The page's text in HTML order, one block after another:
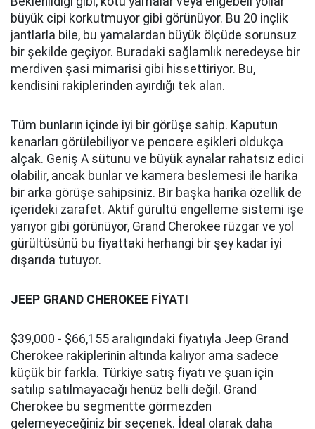
Apple'ın İlk 5G Modemli Telefonu iPhone SE 4
Geliyor
Excel Dosyaları Üzerinden Windows’a